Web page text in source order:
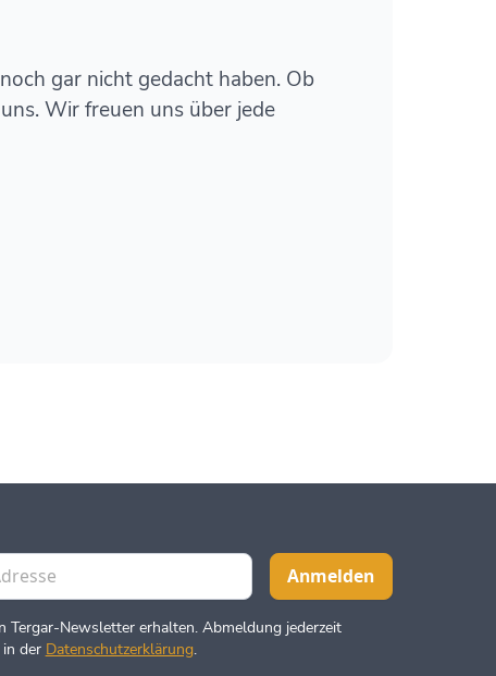
gar nicht gedacht haben. Ob
Wir freuen uns über jede
Tergar-Newsletter erhalten. Abmeldung jederzeit
der Datenschutzerklärung.